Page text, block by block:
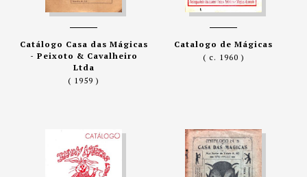
Catálogo Casa das Mágicas
- Peixoto & Cavalheiro
Ltda
( 1959 )
Catalogo de Mágicas
( c. 1960 )